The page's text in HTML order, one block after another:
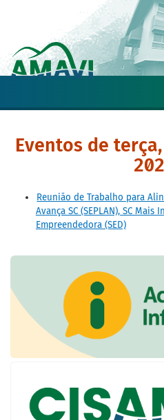
Eventos de
Reunião de Trabalho para
Avança SC (SEPLAN), SC Mais
Empreendedora (SED)